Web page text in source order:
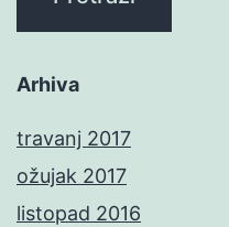
Arhiva
travanj 2017
ožujak 2017
listopad 2016